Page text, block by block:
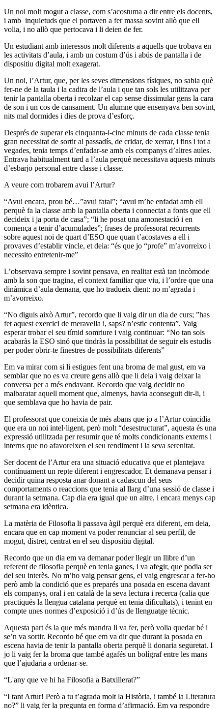
Un noi molt mogut a classe, com s’acostuma a dir entre els docents,
i amb inquietuds que el portaven a fer massa sovint allò que ell
volia, i no allò que pertocava i li deien de fer.
Un estudiant amb interessos molt diferents a aquells que trobava en
les activitats d’aula, i amb un costum d’ús i abús de pantalla i de
dispositiu digital molt exagerat.
Un noi, l’Artur, que, per les seves dimensions físiques, no sabia què
fer-ne de la taula i la cadira de l’aula i que tan sols les utilitzava per
tenir la pantalla oberta i recolzar el cap sense dissimular gens la cara
de son i un cos de cansament. Un alumne que ensenyava ben sovint,
nits mal dormides i dies de prova d’esforç.
Després de superar els cinquanta-i-cinc minuts de cada classe tenia
gran necessitat de sortir al passadís, de cridar, de xerrar, i fins i tot a
vegades, tenia temps d’enfadar-se amb els companys d’altres aules.
Entrava habitualment tard a l’aula perquè necessitava aquests minuts
d’esbarjo personal entre classe i classe.
A veure com trobarem avui l’Artur?
“Avui encara, prou bé…”avui fatal”; “avui m’he enfadat amb ell
perquè fa la classe amb la pantalla oberta i connectat a fonts que ell
decideix i ja porta de casa”; “li he posat una amonestació i en
comença a tenir d’acumulades”; frases de professorat recurrents
sobre aquest noi de quart d’ESO que quan t’acostaves a ell i
provaves d’establir vincle, et deia: “és que jo “profe” m’avorreixo i
necessito entretenir-me”
L’observava sempre i sovint pensava, en realitat està tan incòmode
amb la son que tragina, el context familiar que viu, i l’ordre que una
dinàmica d’aula demana, que ho tradueix dient: no m’agrada i
m’avorreixo.
“No diguis això Artur”, recordo que li vaig dir un dia de curs; ”has
fet aquest exercici de meravella i, saps? n’estic contenta”. Vaig
esperar trobar el seu tímid somriure i vaig continuar: “No tan sols
acabaràs la ESO sinó que tindràs la possibilitat de seguir els estudis
per poder obrir-te finestres de possibilitats diferents”
Em va mirar com si li estigues fent una broma de mal gust, em va
semblar que no es va creure gens allò que li deia i vaig deixar la
conversa per a més endavant. Recordo que vaig decidir no
malbaratar aquell moment que, almenys, havia aconseguit dir-li, i
que semblava que ho havia de pair.
El professorat que coneixia de més abans que jo a l’Artur coincidia
que era un noi intel·ligent, però molt “desestructurat”, aquesta és una
expressió utilitzada per resumir que té molts condicionants externs i
interns que no afavoreixen el seu rendiment i la seva serenitat.
Ser docent de l’Artur era una situació educativa que et plantejava
contínuament un repte diferent i engrescador. Et demanava pensar i
decidir quina resposta anar donant a cadascun del seus
comportaments o reaccions que tenia al llarg d’una sessió de classe i
durant la setmana. Cap dia era igual que un altre, i encara menys cap
setmana era idèntica.
La matèria de Filosofia li passava àgil perquè era diferent, em deia,
encara que en cap moment va poder renunciar al seu perfil, de
mogut, distret, centrat en el seu dispositiu digital.
Recordo que un dia em va demanar poder llegir un llibre d’un
referent de filosofia perquè en tenia ganes, i va afegir, que podia ser
del seu interès. No m’ho vaig pensar gens, el vaig engrescar a fer-ho
però amb la condició que es preparés una posada en escena davant
els companys, oral i en català de la seva lectura i recerca (calia que
practiqués la llengua catalana perquè en tenia dificultats), i tenint en
compte unes normes d’exposició i d’ús de llenguatge tècnic.
Aquesta part és la que més mandra li va fer, però volia quedar bé i
se’n va sortir. Recordo bé que em va dir que durant la posada en
escena havia de tenir la pantalla oberta perquè li donaria seguretat. I
jo li vaig fer la broma que també agafés un bolígraf entre les mans
que l’ajudaria a ordenar-se.
“L'any que ve hi ha Filosofia a Batxillerat?”
“I tant Artur! Però a tu t’agrada molt la Història, i també la Literatura
no?” li vaig fer la pregunta en forma d’afirmació. Em va respondre